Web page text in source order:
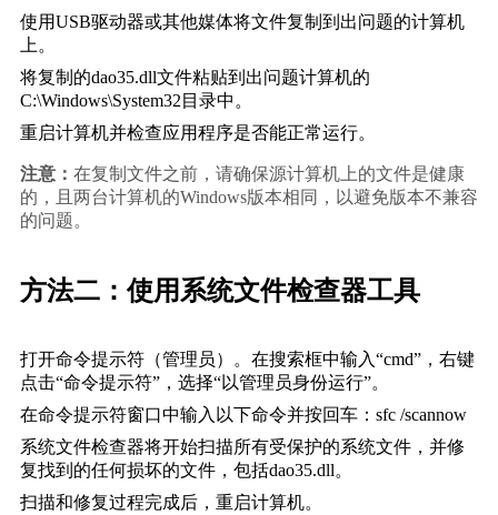
使用USB驱动器或其他媒体将文件复制到出问题的计算机
上。
将复制的dao35.dll文件粘贴到出问题计算机的
C:\Windows\System32 目录中。
重启计算机并检查应用程序是否能正常运行。
注意： 在复制文件之前，请确保源计算机上的文件是健康
的，且两台计算机的Windows版本相同，以避免版本不兼容
的问题。
方法二：使用系统文件检查器工具
打开命令提示符（管理员）。在搜索框中输入“cmd”，右键
点击“命令提示符”，选择“以管理员身份运行”。
在命令提示符窗口中输入以下命令并按回车： sfc /scannow
系统文件检查器将开始扫描所有受保护的系统文件，并修
复找到的任何损坏的文件，包括dao35.dll。
扫描和修复过程完成后，重启计算机。